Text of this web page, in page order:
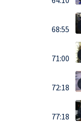
68:55
71:00
72:18
77:18